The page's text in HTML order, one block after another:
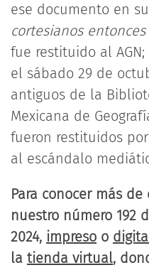
ese documento en
cortesianos
fue restituido al
el sábado 29 de
antiguos de la
Mexicana de
fueron restituidos
al escándalo
Para conocer más
nuestro número 192
2024, impreso o
la tienda virtual,